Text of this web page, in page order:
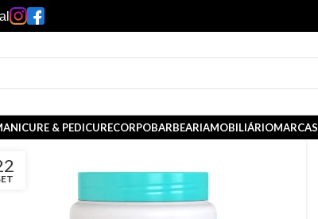
& PEDICURECORPOBARBEARIAMOBILIÁRIOMARCAS